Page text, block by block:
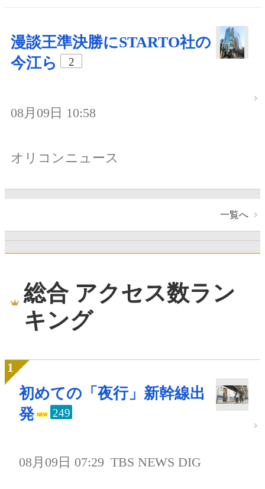
漫談王準決勝にSTARTO社の
今江ら
2
08月09日 10:58
オリコンニュース
一覧へ
総合 アクセス数ラン
キング
初めての「夜行」新幹線出
発
249
08月09日 07:29 TBS NEWS DIG